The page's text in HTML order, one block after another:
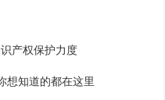
产权保护力度
想知道的都在这里